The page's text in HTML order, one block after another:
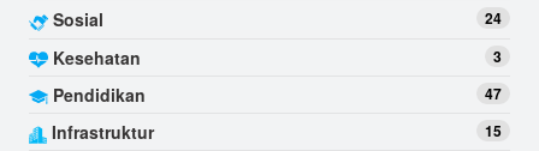
Sosial 24
Kesehatan 3
Pendidikan 47
Infrastruktur 15